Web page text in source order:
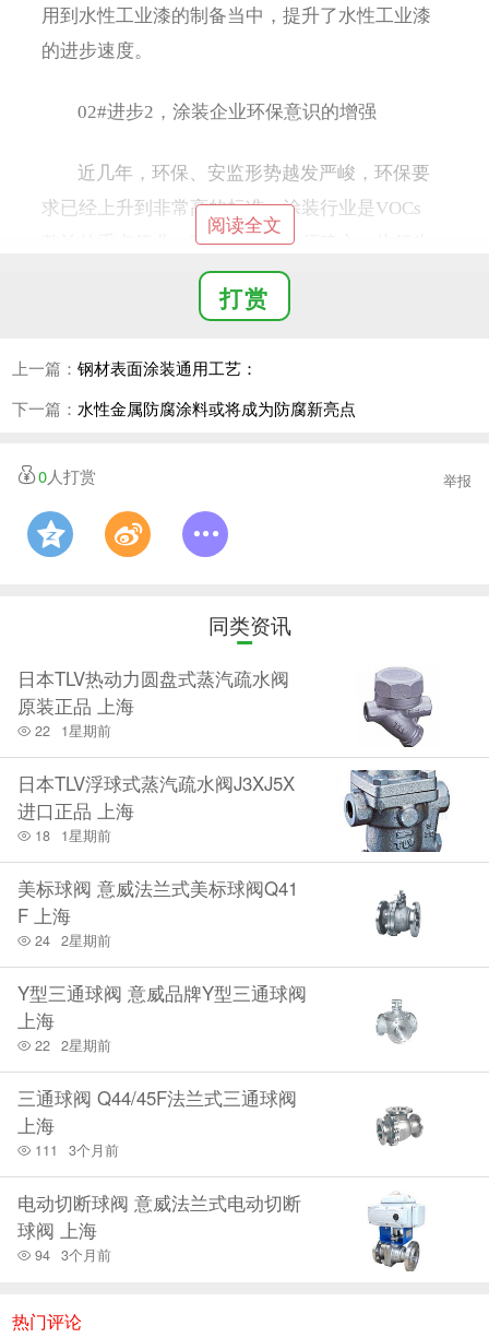
用到水性工业漆的制备当中，提升了水性工业漆
的进步速度。
02#进步2，涂装企业环保意识的增强
近几年，环保、安监形势越发严峻，环保要
求已经上升到非常高的标准，涂装行业是VOCs
整治的重点行业，政府要求企业须建立、执行生
产全过程VOCs污染防治措施。在强制减排要求
下，许多涂装企业适应时代要求，积极转型。最
合环保要求的水性涂料。
拉动了这种新型涂料的普及率，目前我国众多的
金属制品加工、汽车配件制造、机械制造等行业
都可见水性漆的身影。
阅读全文
打赏
上一篇： 钢材表面涂装通用工艺：
下一篇： 水性金属防腐涂料或将成为防腐新亮点
0人打赏 举报
同类资讯
日本TLV热动力圆盘式蒸汽疏水阀
原装正品 上海
22 1星期前
日本TLV浮球式蒸汽疏水阀J3XJ5X
进口正品 上海
18 1星期前
美标球阀 意威法兰式美标球阀Q41
F 上海
24 2星期前
Y型三通球阀 意威品牌Y型三通球阀
上海
22 2星期前
三通球阀 Q44/45F法兰式三通球阀
上海
111 3个月前
电动切断球阀 意威法兰式电动切断
球阀 上海
94 3个月前
热门评论